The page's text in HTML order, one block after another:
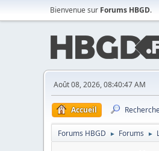
Bienvenue sur Forums HBGD.
Août 08, 2026, 08:40:47 AM
Accueil
Forums HBGD ► Forums ►